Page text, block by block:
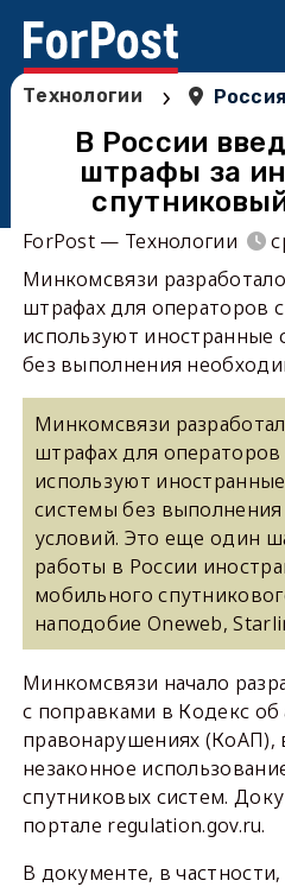
Технологии › Россия
В России
штрафы за
ForPost — Технологии
Минкомсвязи
штрафах для операторов
используют иностранные
без выполнения
Минкомсвязи
штрафах для
используют
системы без
условий. Это еще один
работы в России
мобильного
наподобие Oneweb,
Минкомсвязи начало
с поправками в Кодекс
правонарушениях
незаконное
спутниковых систем.
портале regulation.gov.ru.
В документе, в частности,